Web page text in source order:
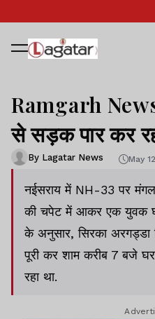
Ramgarh
से सड़क पार कर
By Lagatar News May
नईसराय में NH-33 पर
की चपेट में आकर एक युवक
के अनुसार, सिरका अरगड्डा
पूरी कर शाम करीब 7 बजे
रहा था.